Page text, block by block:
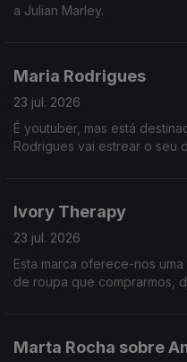
a Julian Marley.
Maria Rodrigues
23 jul. 2026
É youtuber, mas está
Rodrigues vai estrear o seu
Ivory Therapy
23 jul. 2026
Esta marca oferece-nos
de roupa que comprarmos,
Marta Rocha sobre